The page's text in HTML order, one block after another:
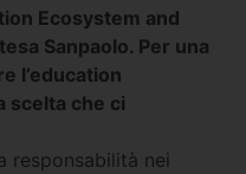
Ecosystem and
Sanpaolo. Per una
l’education
scelta che ci
responsabilità nei